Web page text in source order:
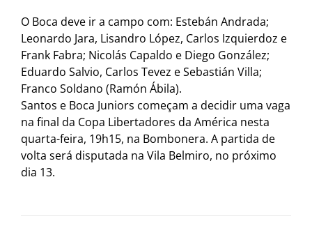
O Boca deve ir a campo com: Estebán Andrada;
Leonardo Jara, Lisandro López, Carlos Izquierdoz e
Frank Fabra; Nicolás Capaldo e Diego González;
Eduardo Salvio, Carlos Tevez e Sebastián Villa;
Franco Soldano (Ramón Ábila).
Santos e Boca Juniors começam a decidir uma vaga
na final da Copa Libertadores da América nesta
quarta-feira, 19h15, na Bombonera. A partida de
volta será disputada na Vila Belmiro, no próximo
dia 13.